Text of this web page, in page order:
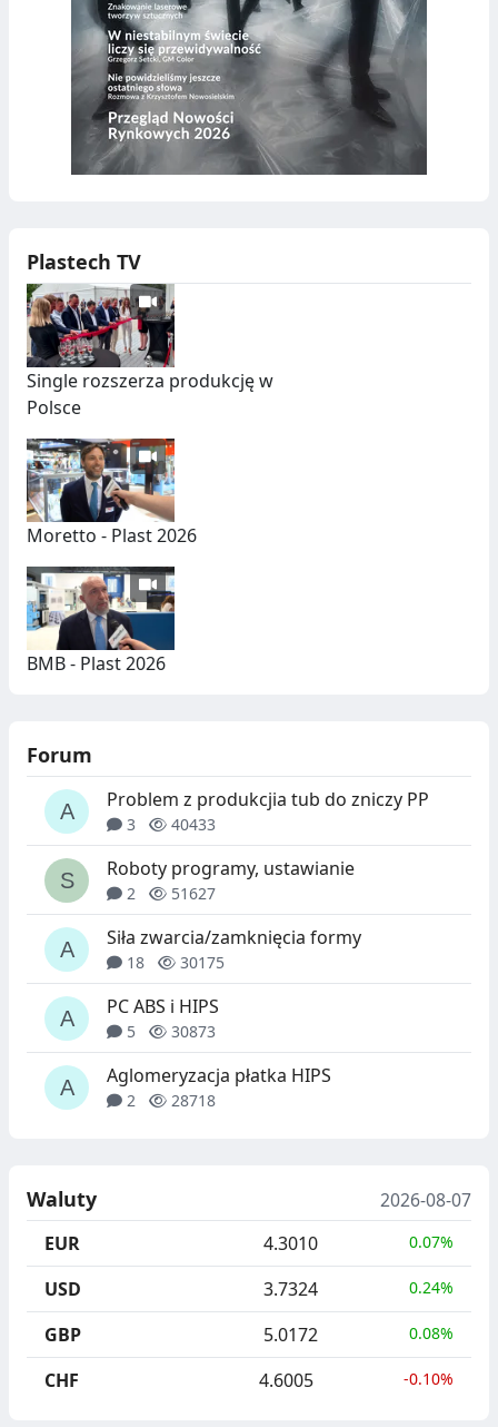
Plastech TV
Single rozszerza produkcję w
Polsce
Moretto - Plast 2026
BMB - Plast 2026
Forum
Problem z produkcjia tub do zniczy PP
3 40433
Roboty programy, ustawianie
2 51627
Siła zwarcia/zamknięcia formy
18 30175
PC ABS i HIPS
5 30873
Aglomeryzacja płatka HIPS
2 28718
Waluty
2026-08-07
EUR
4.3010 0.07%
USD 3.7324 0.24%
GBP 5.0172 0.08%
CHF 4.6005 -0.10%